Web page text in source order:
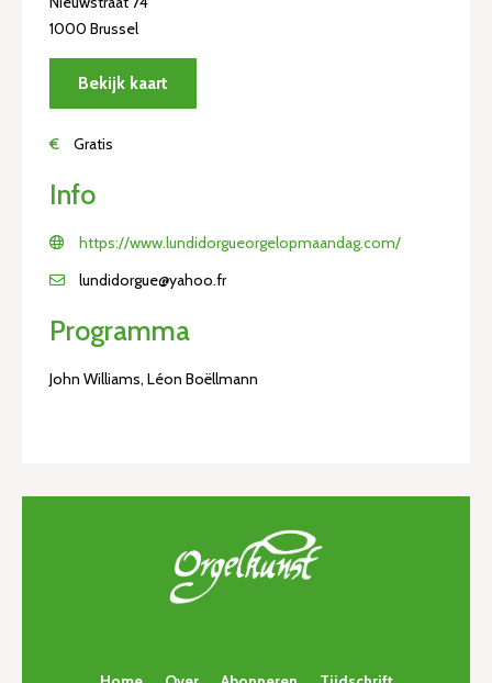
1000 Brussel
Bekijk kaart
€ Gratis
Info
https://www.lundidorgueorgelopmaandag.com/
lundidorgue@yahoo.fr
Programma
John Williams, Léon Boëllmann